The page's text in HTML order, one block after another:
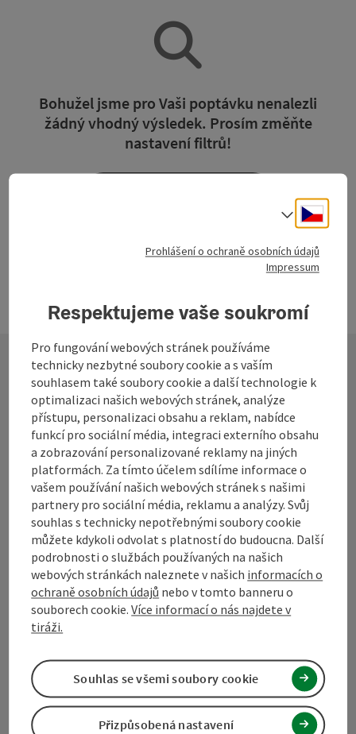
Bohužel jsme pro Vaši poptávku nenalezli
žádný vhodný výsledek. Prosím změňte
nastavení filtrů!
Kontakt
Turistické sdružení Mühlviertel
Hauptplatz 19
4190 Bad Leonfelden
+43 50 7263 100
info@muehlviertel.at
InstagramPinterestLinkedIn
Cesky
Volba
Prohlášení o ochraně osobních údajů
Impressum
Respektujeme vaše soukromí
Pro fungování webových stránek používáme
technicky nezbytné soubory cookie a s vaším
souhlasem také soubory cookie a další technologie k
optimalizaci našich webových stránek, analýze
přístupu, personalizaci obsahu a reklam, nabídce
funkcí pro sociální média, integraci externího obsahu
a zobrazování personalizované reklamy na jiných
platformách. Za tímto účelem sdílíme informace o
vašem používání našich webových stránek s našimi
partnery pro sociální média, reklamu a analýzy. Svůj
souhlas s technicky nepotřebnými soubory cookie
můžete kdykoli odvolat s platností do budoucna. Další
podrobnosti o službách používaných na našich
webových stránkách naleznete v našich informacích o
ochraně osobních údajů nebo v tomto banneru o
souborech cookie.Více informací o nás najdete v
tiráži.
Přizpůsobená nastavení
Souhlas se všemi soubory cookie